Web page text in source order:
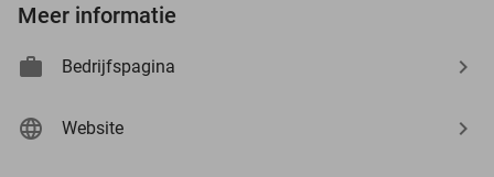
Meer informatie
Bedrijfspagina
Website